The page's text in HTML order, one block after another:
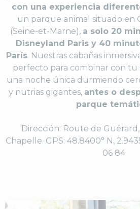
con una experiencia
un parque animal situado en
(Seine-et-Marne), a solo 20
Disneyland Paris y 40
París. Nuestras cabañas
perfecto para combinar con tu
una noche única durmiendo
y nutrias gigantes, antes o
parque
Dirección: Route de
Chapelle. GPS: 48.8400° N,
06 84